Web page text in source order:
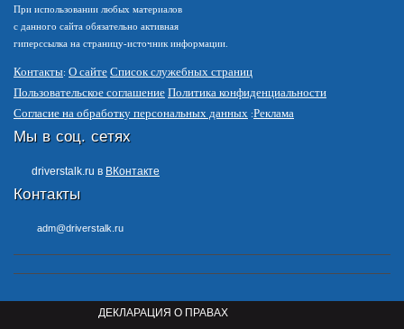
При использовании любых материалов
с данного сайта обязательно активная
гиперссылка на страницу-источник информации.
Контакты О сайте Список служебных страниц
Пользовательское соглашение Политика конфиденциальности
Согласие на обработку персональных данных Реклама
Мы в соц. сетях
driverstalk.ru в ВКонтакте
Контакты
adm@driverstalk.ru
ДЕКЛАРАЦИЯ О ПРАВАХ